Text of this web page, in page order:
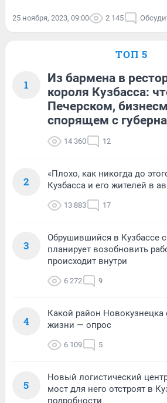
25 ноября, 2023, 09:00 2 145
ТОП 5
1
Из бармена в
короля Кузбасса:
Печерском,
спорящем с
14 360 12
2
«Плохо, как никогда до
Кузбасса и его жителей в
13 883 17
3
Обрушившийся в Кузбассе
планирует возобновить
происходит внутри
6 272 9
4
Какой район
жизни — опрос
6 109 5
5
Новый логистический
мост для него отстроят в
подробности